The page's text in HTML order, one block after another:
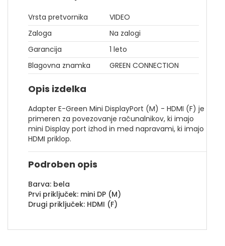
Vrsta pretvornika
VIDEO
Zaloga
Na zalogi
Garancija
1 leto
Blagovna znamka
GREEN CONNECTION
Opis izdelka
Adapter E-Green Mini DisplayPort (M) - HDMI (F) je
primeren za povezovanje računalnikov, ki imajo
mini Display port izhod in med napravami, ki imajo
HDMI priklop.
Podroben opis
Barva: bela
Prvi priključek: mini DP (M)
Drugi priključek: HDMI (F)